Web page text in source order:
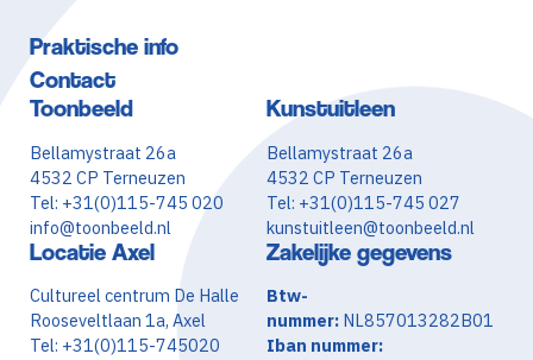
Praktische info
Contact
Toonbeeld
Bellamystraat 26a
4532 CP Terneuzen
Tel: +31(0)115-745 020
info@toonbeeld.nl
Kunstuitleen
Bellamystraat 26a
4532 CP Terneuzen
Tel: +31(0)115-745 027
kunstuitleen@toonbeeld.nl
Locatie Axel
Cultureel centrum De Halle
Rooseveltlaan 1a, Axel
Tel: +31(0)115-745020
Zakelijke gegevens
Btw-
nummer: NL857013282B01
Iban nummer: